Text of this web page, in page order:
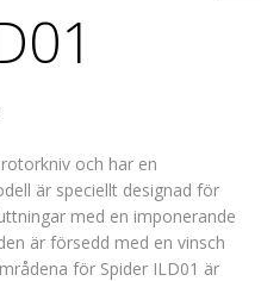
och har en
är speciellt designad för
med en imponerande
är försedd med en vinsch
för Spider ILD01 är